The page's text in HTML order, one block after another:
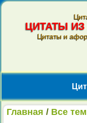
ЦИТАТЫ
Цитаты и
Главная / Все